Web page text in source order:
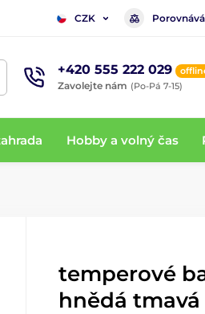
CZK
+420 555 222 029
Zavolejte nám (Po-Pá 7-15)
Hobby a volný čas
temperové
hnědá tmavá